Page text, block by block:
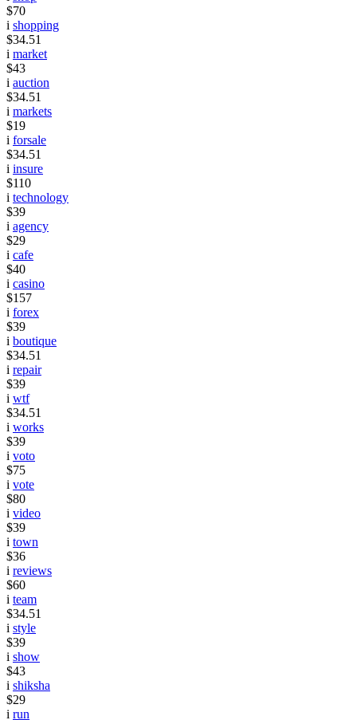
$70
i shopping
$34.51
i market
$43
i auction
$34.51
i markets
$19
i forsale
$34.51
i insure
$110
i technology
$39
i agency
$29
i cafe
$40
i casino
$157
i forex
$39
i boutique
$34.51
i repair
$39
i wtf
$34.51
i works
$39
i voto
$75
i vote
$80
i video
$39
i town
$36
i reviews
$60
i team
$34.51
i style
$39
i show
$43
i shiksha
$29
i run